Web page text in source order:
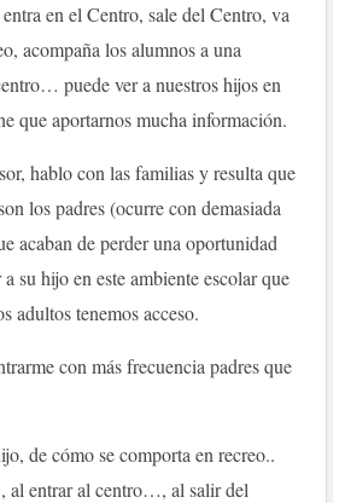
en el Centro, sale del Centro, va
acompaña los alumnos a una
puede ver a nuestros hijos en
que aportarnos mucha información.
hablo con las familias y resulta que
los padres (ocurre con demasiada
acaban de perder una oportunidad
su hijo en este ambiente escolar que
adultos tenemos acceso.
con más frecuencia padres que
de cómo se comporta en recreo..
al entrar al centro…, al salir del